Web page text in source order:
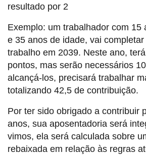
resultado por 2
Exemplo: um trabalhador com 15
e 35 anos de idade, vai
trabalho em 2039. Neste ano,
pontos, mas serão necessários
alcançá-los, precisará trabalhar
totalizando 42,5 de contribuição.
Por ter sido obrigado a contribuir
anos, sua aposentadoria será
vimos, ela será calculada sobre
rebaixada em relação às regras